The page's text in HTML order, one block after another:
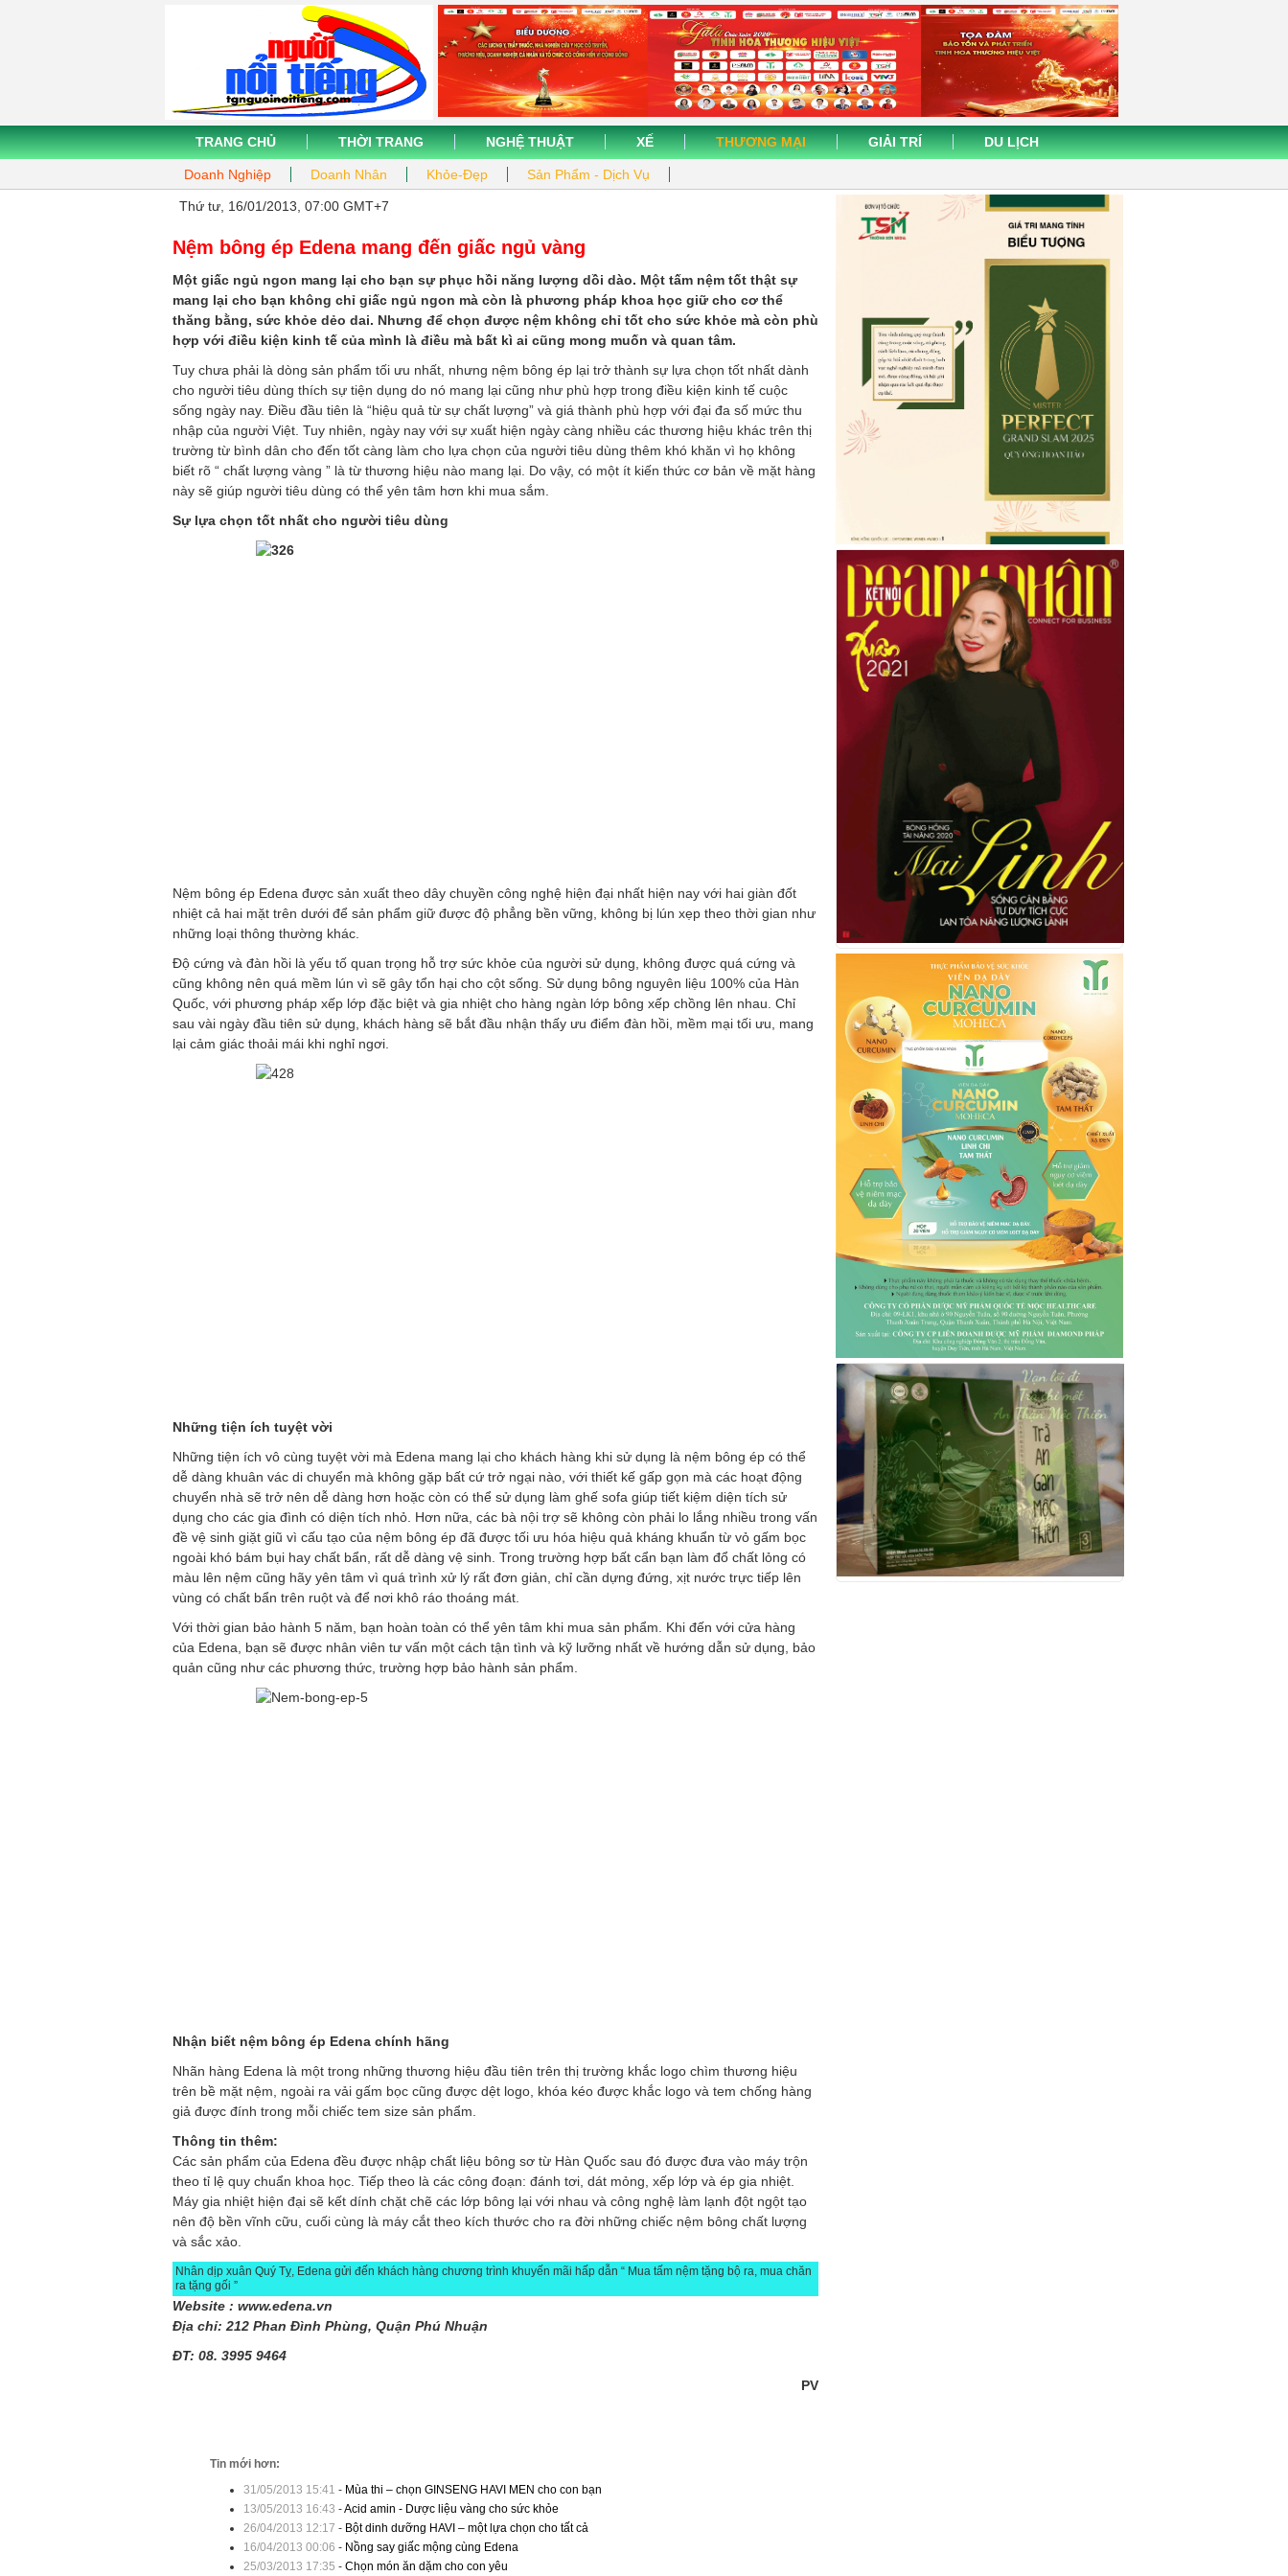
TRANG CHỦ THỜI TRANG NGHỆ THUẬT XẾ THƯƠNG MẠI
Doanh Nghiệp Doanh Nhân Khỏe-Đẹp Sản Phẩm - Dịch Vụ
GIẢI TRÍ DU LỊCH
Thứ tư, 16/01/2013, 07:00 GMT+7
Nệm bông ép Edena mang đến giấc ngủ vàng
Một giấc ngủ ngon mang lại cho bạn sự phục hồi năng lượng dồi dào. Một tấm nệm tốt thật sự
mang lại cho bạn không chỉ giấc ngủ ngon mà còn là phương pháp khoa học giữ cho cơ thể
thăng bằng, sức khỏe dẻo dai. Nhưng để chọn được nệm không chỉ tốt cho sức khỏe mà còn phù
hợp với điều kiện kinh tế của mình là điều mà bất kì ai cũng mong muốn và quan tâm.
Tuy chưa phải là dòng sản phẩm tối ưu nhất, nhưng nệm bông ép lại trở thành sự lựa chọn tốt nhất dành
cho người tiêu dùng thích sự tiện dụng do nó mang lại cũng như phù hợp trong điều kiện kinh tế cuộc
sống ngày nay. Điều đầu tiên là “hiệu quả từ sự chất lượng” và giá thành phù hợp với đại đa số mức thu
nhập của người Việt. Tuy nhiên, ngày nay với sự xuất hiện ngày càng nhiều các thương hiệu khác trên thị
trường từ bình dân cho đến tốt càng làm cho lựa chọn của người tiêu dùng thêm khó khăn vì họ không
biết rõ “ chất lượng vàng ” là từ thương hiệu nào mang lại. Do vậy, có một ít kiến thức cơ bản về mặt hàng
này sẽ giúp người tiêu dùng có thể yên tâm hơn khi mua sắm.
Sự lựa chọn tốt nhất cho người tiêu dùng
Nệm bông ép Edena được sản xuất theo dây chuyền công nghệ hiện đại nhất hiện nay với hai giàn đốt
nhiệt cả hai mặt trên dưới để sản phẩm giữ được độ phẳng bền vững, không bị lún xẹp theo thời gian như
những loại thông thường khác.
Độ cứng và đàn hồi là yếu tố quan trọng hỗ trợ sức khỏe của người sử dụng, không được quá cứng và
cũng không nên quá mềm lún vì sẽ gây tổn hại cho cột sống. Sử dụng bông nguyên liệu 100% của Hàn
Quốc, với phương pháp xếp lớp đặc biệt và gia nhiệt cho hàng ngàn lớp bông xếp chồng lên nhau. Chỉ
sau vài ngày đầu tiên sử dụng, khách hàng sẽ bắt đầu nhận thấy ưu điểm đàn hồi, mềm mại tối ưu, mang
lại cảm giác thoải mái khi nghỉ ngơi.
Những tiện ích tuyệt vời
Những tiện ích vô cùng tuyệt vời mà Edena mang lại cho khách hàng khi sử dụng là nệm bông ép có thể
dễ dàng khuân vác di chuyển mà không gặp bất cứ trở ngại nào, với thiết kế gấp gọn mà các hoạt động
chuyển nhà sẽ trở nên dễ dàng hơn hoặc còn có thể sử dụng làm ghế sofa giúp tiết kiệm diện tích sử
dụng cho các gia đình có diện tích nhỏ. Hơn nữa, các bà nội trợ sẽ không còn phải lo lắng nhiều trong vấn
đề vệ sinh giặt giũ vì cấu tạo của nệm bông ép đã được tối ưu hóa hiệu quả kháng khuẩn từ vỏ gấm bọc
ngoài khó bám bụi hay chất bẩn, rất dễ dàng vệ sinh. Trong trường hợp bất cẩn bạn làm đổ chất lỏng có
màu lên nệm cũng hãy yên tâm vì quá trình xử lý rất đơn giản, chỉ cần dựng đứng, xịt nước trực tiếp lên
vùng có chất bẩn trên ruột và để nơi khô ráo thoáng mát.
Với thời gian bảo hành 5 năm, bạn hoàn toàn có thể yên tâm khi mua sản phẩm. Khi đến với cửa hàng
của Edena, bạn sẽ được nhân viên tư vấn một cách tận tình và kỹ lưỡng nhất về hướng dẫn sử dụng, bảo
quản cũng như các phương thức, trường hợp bảo hành sản phẩm.
Nhận biết nệm bông ép Edena chính hãng
Nhãn hàng Edena là một trong những thương hiệu đầu tiên trên thị trường khắc logo chìm thương hiệu
trên bề mặt nệm, ngoài ra vải gấm bọc cũng được dệt logo, khóa kéo được khắc logo và tem chống hàng
giả được đính trong mỗi chiếc tem size sản phẩm.
Thông tin thêm:
Các sản phẩm của Edena đều được nhập chất liệu bông sơ từ Hàn Quốc sau đó được đưa vào máy trộn
theo tỉ lệ quy chuẩn khoa học. Tiếp theo là các công đoạn: đánh tơi, dát mỏng, xếp lớp và ép gia nhiệt.
Máy gia nhiệt hiện đại sẽ kết dính chặt chẽ các lớp bông lại với nhau và công nghệ làm lạnh đột ngột tạo
nên độ bền vĩnh cữu, cuối cùng là máy cắt theo kích thước cho ra đời những chiếc nệm bông chất lượng
và sắc xảo.
Nhân dịp xuân Quý Tỵ, Edena gửi đến khách hàng chương trình khuyến mãi hấp dẫn “ Mua tấm nệm tặng bộ ra, mua chăn
ra tặng gối ”
Website : www.edena.vn
Địa chỉ: 212 Phan Đình Phùng, Quận Phú Nhuận
ĐT: 08. 3995 9464
PV
Tin mới hơn:
31/05/2013 15:41 - Mùa thi – chọn GINSENG HAVI MEN cho con bạn
13/05/2013 16:43 -Acid amin - Dược liệu vàng cho sức khỏe
26/04/2013 12:17 - Bột dinh dưỡng HAVI – một lựa chọn cho tất cả
16/04/2013 00:06 - Nồng say giấc mộng cùng Edena
25/03/2013 17:35 - Chọn món ăn dặm cho con yêu